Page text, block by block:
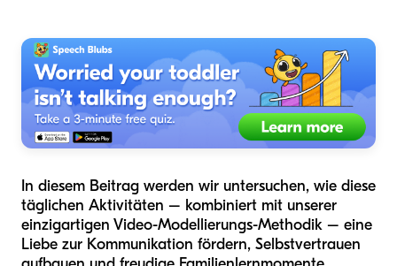
In diesem Beitrag werden wir untersuchen, wie diese
täglichen Aktivitäten – kombiniert mit unserer
einzigartigen Video-Modellierungs-Methodik – eine
Liebe zur Kommunikation fördern, Selbstvertrauen